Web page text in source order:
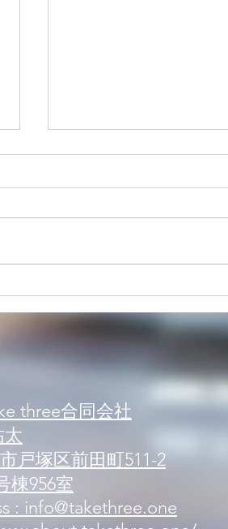
数状況
three合同会社
太
戸塚区前田町511-2
棟956室
: info@takethree.one